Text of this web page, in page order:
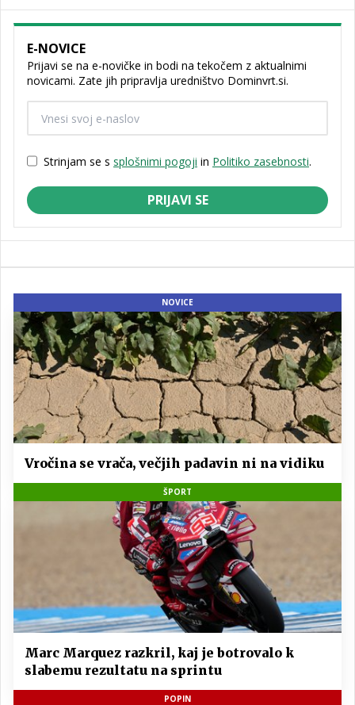
E-NOVICE
Prijavi se na e-novičke in bodi na tekočem z aktualnimi
novicami. Zate jih pripravlja uredništvo Dominvrt.si.
Strinjam se s splošnimi pogoji in Politiko zasebnosti.
PRIJAVI SE
NOVICE
Vročina se vrača, večjih padavin ni na vidiku
ŠPORT
Marc Marquez razkril, kaj je botrovalo k
slabemu rezultatu na sprintu
POPIN